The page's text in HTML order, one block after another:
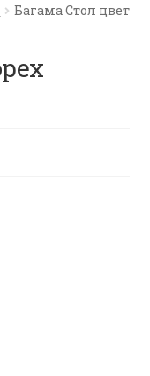
Багама Стол цвет